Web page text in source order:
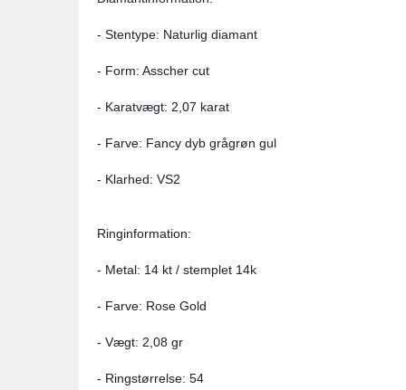
- Stentype: Naturlig diamant
- Form: Asscher cut
- Karatvægt: 2,07 karat
- Farve: Fancy dyb grågrøn gul
- Klarhed: VS2
Ringinformation:
- Metal: 14 kt / stemplet 14k
- Farve: Rose Gold
- Vægt: 2,08 gr
- Ringstørrelse: 54